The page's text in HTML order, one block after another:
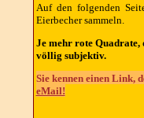
Auf den folgenden
Eierbecher sammeln.
Je mehr rote Quadrate,
völlig subjektiv.
Sie kennen einen Link,
eMail!